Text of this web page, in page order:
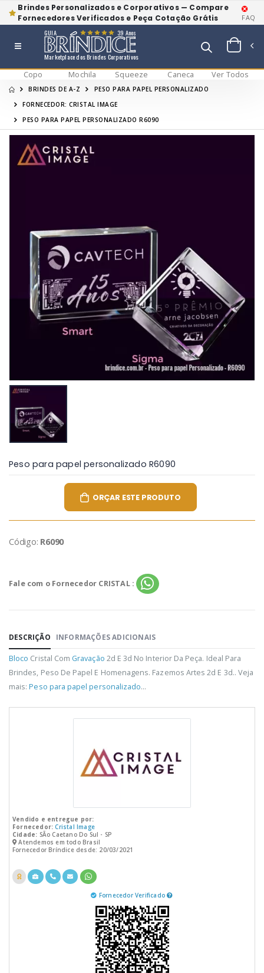
Brindes Personalizados e Corporativos — Compare
Fornecedores Verificados e Peça Cotação Grátis
FAQ
Marketplace dos Brindes Corporativos
GUIA 39 Anos
Copo Mochila Squeeze Caneca Ver Todos
BRINDES DE A-Z
PESO PARA PAPEL PERSONALIZADO
FORNECEDOR: CRISTAL IMAGE
PESO PARA PAPEL PERSONALIZADO R6090
Peso para papel personalizado R6090
ORÇAR ESTE PRODUTO
Código: R6090
Fale com o Fornecedor CRISTAL :
DESCRIÇÃO INFORMAÇÕES ADICIONAIS
Bloco Cristal Com Gravação 2d E 3d No Interior Da Peça. Ideal Para
Brindes, Peso De Papel E Homenagens. Fazemos Artes 2d E 3d.. Veja
mais:Peso para papel personalizado...
Vendido e entregue por:
Fornecedor: Cristal Image
Cidade: SÃo Caetano Do Sul - SP
Atendemos em todo Brasil
Fornecedor Bríndice desde: 20/03/2021
Fornecedor Verificado